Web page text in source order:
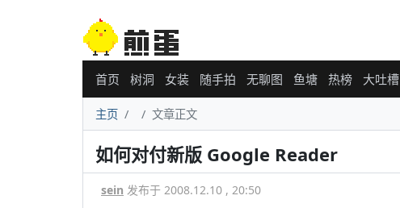
首页 树洞 女装 随手拍 无聊图 鱼塘 热榜 大吐槽
主页 文章正文
如何对付新版 Google Reader
sein 发布于 2008.12.10 , 20:50